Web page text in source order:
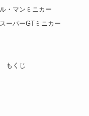
ル・マンミニカー
スーパーGTミニカー
もくじ